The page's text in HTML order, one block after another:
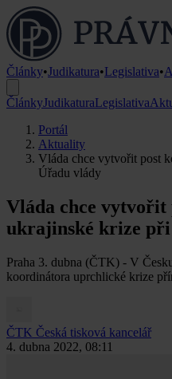
Články•Judikatura•Legislativa•
ČlánkyJudikaturaLegislativa
Portál
Aktuality
Vláda chce vytvořit post
Úřadu vlády
Vláda chce
ukrajinské krize
Praha 3. dubna (ČTK) - V
koordinátora uprchlické krize
ČTK Česká tisková kancelář
4. dubna 2022, 08:11